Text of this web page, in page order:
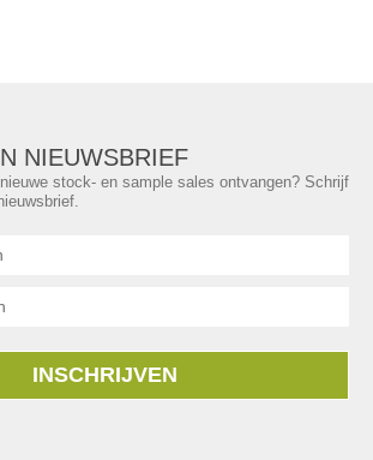
NIEUWSBRIEF
stock- en sample sales ontvangen? Schrijf
INSCHRIJVEN